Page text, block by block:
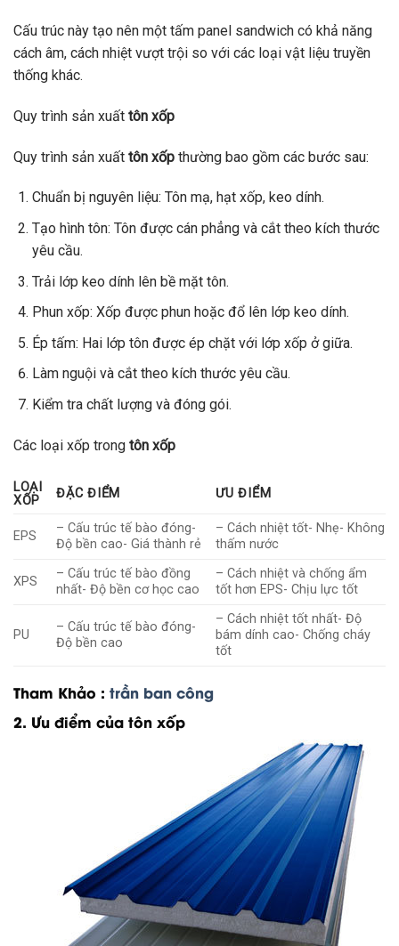
Cấu trúc này tạo nên một tấm panel sandwich có khả năng
cách âm, cách nhiệt vượt trội so với các loại vật liệu truyền
thống khác.
Quy trình sản xuất tôn xốp
Quy trình sản xuất tôn xốp thường bao gồm các bước sau:
Chuẩn bị nguyên liệu: Tôn mạ, hạt xốp, keo dính.
Tạo hình tôn: Tôn được cán phẳng và cắt theo kích thước
yêu cầu.
Trải lớp keo dính lên bề mặt tôn.
Phun xốp: Xốp được phun hoặc đổ lên lớp keo dính.
Ép tấm: Hai lớp tôn được ép chặt với lớp xốp ở giữa.
Làm nguội và cắt theo kích thước yêu cầu.
Kiểm tra chất lượng và đóng gói.
Các loại xốp trong tôn xốp
LOẠI
XỐP
ĐẶC ĐIỂM ƯU ĐIỂM
EPS
– Cấu trúc tế bào đóng-
Độ bền cao- Giá thành rẻ
– Cách nhiệt tốt- Nhẹ- Không
thấm nước
XPS
– Cấu trúc tế bào đồng
nhất- Độ bền cơ học cao
– Cách nhiệt và chống ẩm
tốt hơn EPS- Chịu lực tốt
PU
– Cấu trúc tế bào đóng-
Độ bền cao
– Cách nhiệt tốt nhất- Độ
bám dính cao- Chống cháy
tốt
Tham Khảo : trần ban công
2. Ưu điểm của tôn xốp